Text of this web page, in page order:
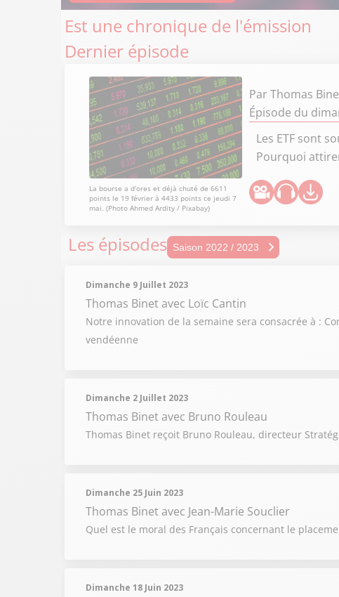
Est une chronique de l'émission
Dernier épisode
La bourse a d'ores et déjà chuté de 6611
points le 19 février à 4433 points ce jeudi 7
mai. (Photo Ahmed Ardity / Pixabay)
Par Thomas
Épisode du
Les ETF sont
Pourquoi
Les épisodes Saison 2022 / 2023
Saison
Dimanche 9 Juillet 2023
Thomas Binetavec Loïc Cantin
Notre innovation de la semaine sera consacrée à :
vendéenne
Dimanche 2 Juillet 2023
Thomas Binetavec Bruno Rouleau
Thomas Binet reçoit Bruno Rouleau, directeur
Dimanche 25 Juin 2023
Thomas Binetavec Jean-Marie Souclier
Quel est le moral des Français concernant le
Dimanche 18 Juin 2023